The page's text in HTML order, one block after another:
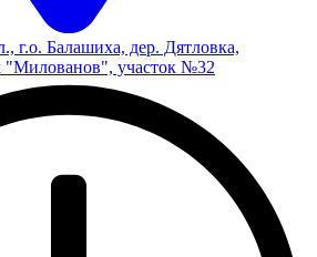
г.о. Балашиха, дер. Дятловка,
"Милованов", участок №32